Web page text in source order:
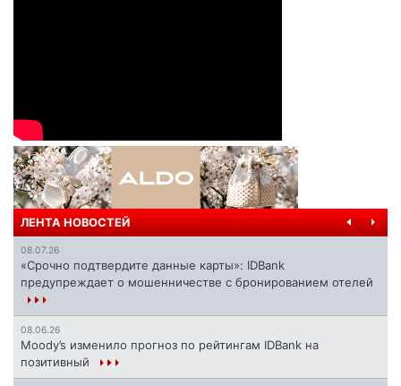
ЛЕНТА НОВОСТЕЙ
08.07.26
«Срочно подтвердите данные карты»: IDBank
предупреждает о мошенничестве с бронированием отелей
08.06.26
Moody’s изменило прогноз по рейтингам IDBank на
позитивный